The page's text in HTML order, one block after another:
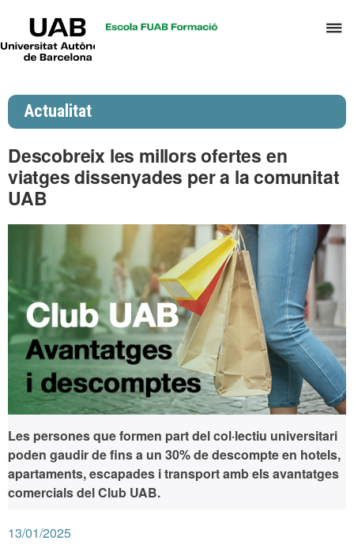
el
Universitat
Actualitat
Descobreix les millors ofertes en
viatges dissenyades per a la comunitat
UAB
Les persones que formen part del col·lectiu universitari
poden gaudir de fins a un 30% de descompte en hotels,
apartaments, escapades i transport amb els avantatges
comercials del Club UAB.
13/01/2025